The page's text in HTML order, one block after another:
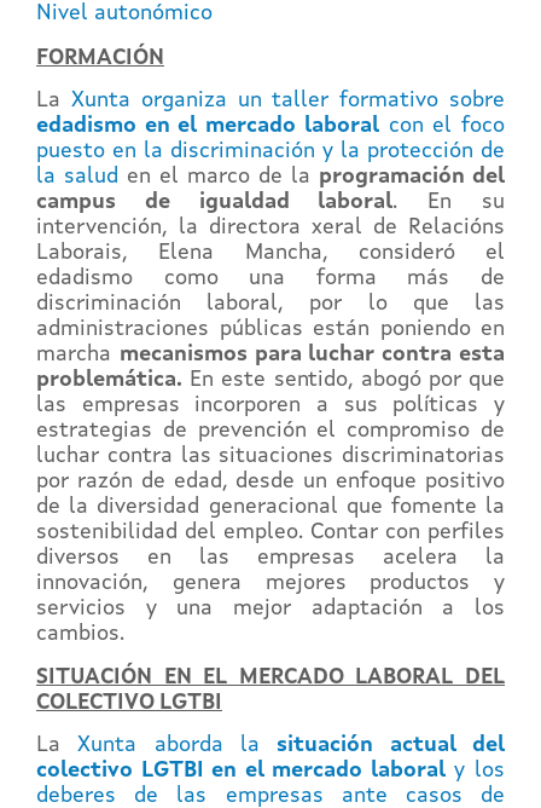
Nivel autonómico
FORMACIÓN
La Xunta organiza un taller formativo sobre
edadismo en el mercado laboralcon el foco
puesto en la discriminación y la protección de
la salud en el marco de la programación del
campus de igualdad laboral. En su
intervención, la directora xeral de Relacións
Laborais, Elena Mancha, consideró el
edadismo como una forma más de
discriminación laboral, por lo que las
administraciones públicas están poniendo en
marcha mecanismos para luchar contra esta
problemática. En este sentido, abogó por que
las empresas incorporen a sus políticas y
estrategias de prevención el compromiso de
luchar contra las situaciones discriminatorias
por razón de edad, desde un enfoque positivo
de la diversidad generacional que fomente la
sostenibilidad del empleo. Contar con perfiles
diversos en las empresas acelera la
innovación, genera mejores productos y
servicios y una mejor adaptación a los
cambios.
SITUACIÓN EN EL MERCADO LABORAL DEL
COLECTIVO LGTBI
LaXunta aborda lasituación actual del
colectivo LGTBI en el mercado laboraly los
deberes de las empresas ante casos de